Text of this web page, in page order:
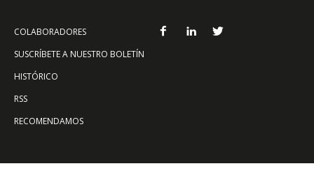
COLABORADORES
SUSCRÍBETE A NUESTRO BOLETÍN
HISTÓRICO
RSS
RECOMENDAMOS